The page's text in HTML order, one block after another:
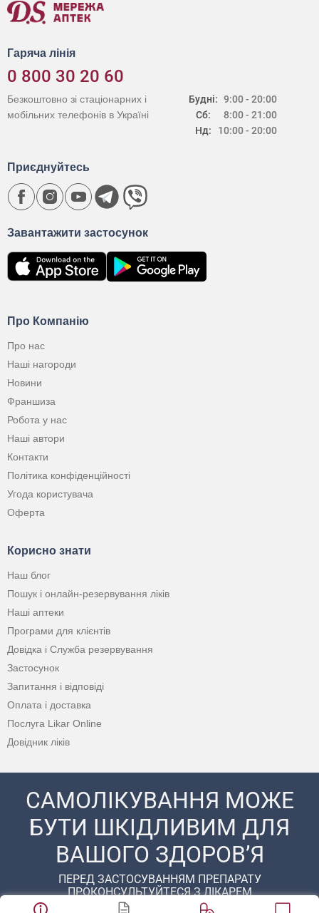
Гаряча лінія
0 800 30 20 60
Будні:
Сб:
Нд:
9:00 - 20:00
8:00 - 21:00
10:00 - 20:00
Безкоштовно зі стаціонарних і
мобільних телефонів в Україні
Про Компанію
Про нас
Наші нагороди
Новини
Франшиза
Робота у нас
Наші автори
Контакти
Політика конфіденційності
Угода користувача
Оферта
Корисно знати
Наш блог
Пошук і онлайн-резервування ліків
Наші аптеки
Програми для клієнтів
Довідка і Служба резервування
Застосунок
Запитання і відповіді
Оплата і доставка
Послуга Likar Online
Довідник ліків
Завантажити застосунок
Приєднуйтесь
САМОЛІКУВАННЯ МОЖЕ
БУТИ ШКІДЛИВИМ ДЛЯ
ВАШОГО ЗДОРОВ’Я
ПЕРЕД ЗАСТОСУВАННЯМ ПРЕПАРАТУ
ПРОКОНСУЛЬТУЙТЕСЯ З ЛІКАРЕМ